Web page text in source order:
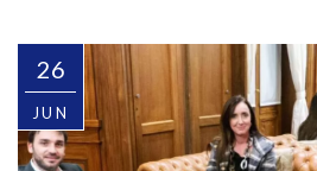
26
JUN